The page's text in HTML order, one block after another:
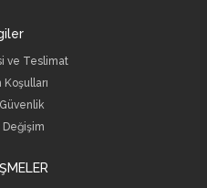
ve Teslimat
Koşulları